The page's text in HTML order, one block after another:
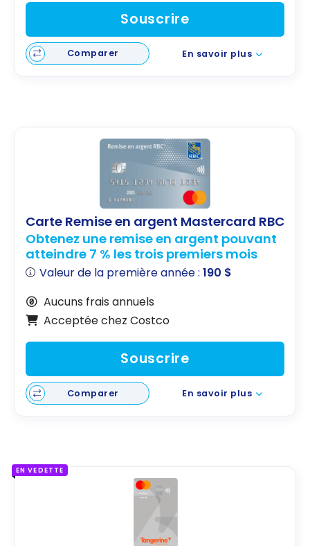
Souscrire
Comparer En savoir plus
Carte Remise en argent Mastercard RBC
Obtenez une remise en argent pouvant
atteindre 7 % les trois premiers mois
Valeur de la première année :190 $
Aucuns frais annuels
Acceptée chez Costco
Souscrire
Comparer En savoir plus
EN VEDETTE